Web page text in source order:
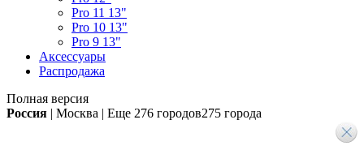
Pro 11 13"
Pro 10 13"
Pro 9 13"
Аксессуары
Распродажа
Полная версия
Россия | Москва | Еще 276 городов275 города